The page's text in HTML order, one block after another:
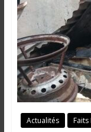
Actualités Faits